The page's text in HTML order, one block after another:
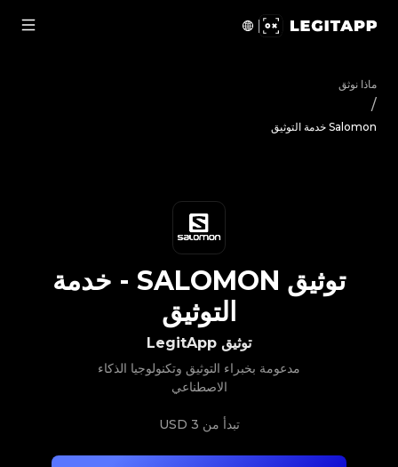
ماذا نوثق
/
Salomon خدمة التوثيق
توثيق LegitApp
مدعومة بخبراء التوثيق وتكنولوجيا الذكاء
الاصطناعي
تبدأ من 3 USD
توثيق SALOMON
- خدمة
التوثيق